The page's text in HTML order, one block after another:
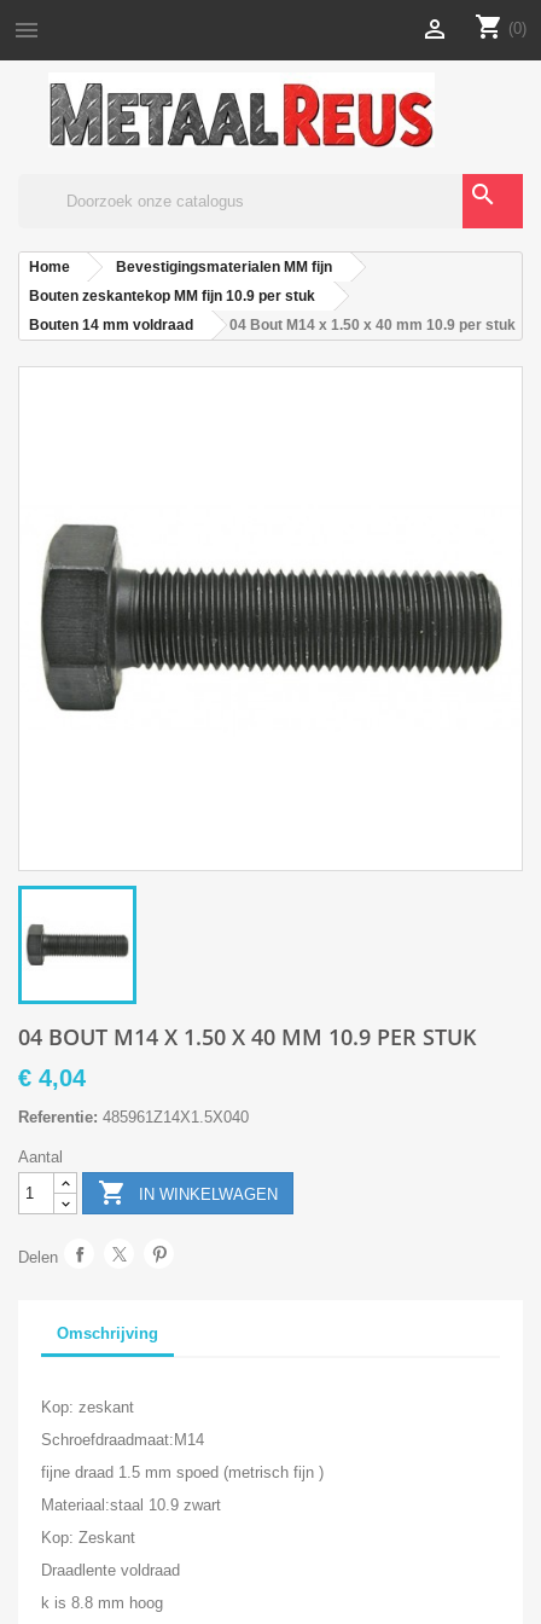
 shopping_cart (0)

search
Home
Bevestigingsmaterialen MM fijn
Bouten zeskantekop MM fijn 10.9 per stuk
Bouten 14 mm voldraad
04 Bout M14 x 1.50 x 40 mm 10.9 per stuk
04 BOUT M14 X 1.50 X 40 MM 10.9 PER STUK
€ 4,04
Referentie: 485961Z14X1.5X040
Aantal
 IN WINKELWAGEN
Delen
Omschrijving
Kop: zeskant
Schroefdraadmaat:M14
fijne draad 1.5 mm spoed (metrisch fijn )
Materiaal:staal 10.9 zwart
Kop: Zeskant
Draadlente voldraad
k is 8.8 mm hoog